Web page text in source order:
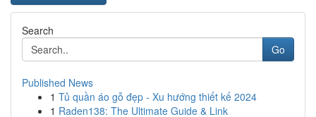
Search
Go
Published News
1 Tủ quần áo gỗ đẹp - Xu hướng thiết kế 2024
1 Raden138: The Ultimate Guide & Link